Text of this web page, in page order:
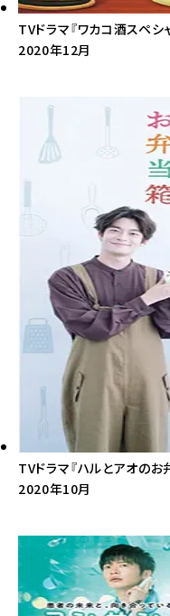
TVドラマ『ワカコ酒スペシ
2020年12月
TVドラマ『ハルとアオのお
2020年10月